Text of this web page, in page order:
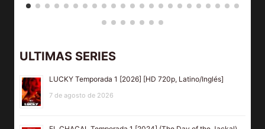
ULTIMAS SERIES
LUCKY Temporada 1 [2026] [HD 720p, Latino/Inglés]
7 de agosto de 2026